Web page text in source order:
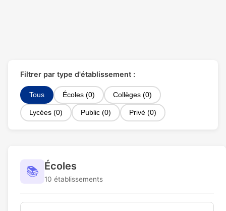
Filtrer par type d'établissement :
Tous Écoles (0) Collèges (0)
Lycées (0) Public (0) Privé (0)
📚 Écoles
10 établissements